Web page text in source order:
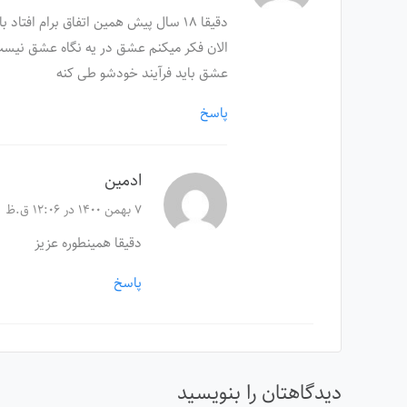
دقیقا ۱۸ سال پیش همین اتفاق برام افتاد با یه نگاه فکر کردم تا همین الان عاشقشم ولی عشق نبود اون میل به دوست داشتن بود
الان فکر میکنم عشق در یه نگاه عشق
عشق باید فرآیند خودشو طی کنه
پاسخ
ادمین
۷ بهمن ۱۴۰۰ در ۱۲:۰۶ ق.ظ
دقیقا همینطوره عزیز
پاسخ
دیدگاهتان را بنویسید